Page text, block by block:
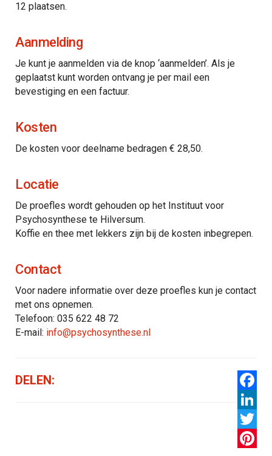
12 plaatsen.
Aanmelding
Je kunt je aanmelden via de knop ‘aanmelden’. Als je
geplaatst kunt worden ontvang je per mail een
bevestiging en een factuur.
Kosten
De kosten voor deelname bedragen € 28,50.
Locatie
De proefles wordt gehouden op het Instituut voor
Psychosynthese te Hilversum.
Koffie en thee met lekkers zijn bij de kosten inbegrepen.
Contact
Voor nadere informatie over deze proefles kun je contact
met ons opnemen.
Telefoon: 035 622 48 72
E-mail: info@psychosynthese.nl
DELEN:
Twitter